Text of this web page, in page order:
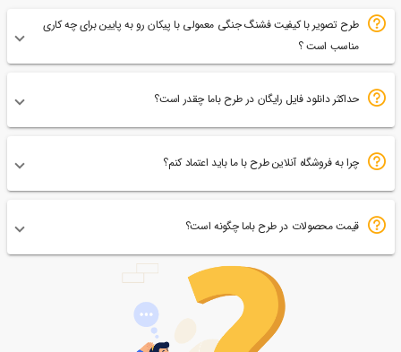
طرح تصویر با کیفیت فشنگ جنگی معمولی با پیکان رو به پایین برای چه کاری
مناسب است ؟
حداکثر دانلود فایل رایگان در طرح باما چقدر است؟
چرا به فروشگاه آنلاین طرح با ما باید اعتماد کنم؟
قیمت محصولات در طرح باما چگونه است؟